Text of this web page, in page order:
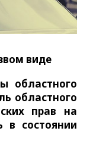
виде
областного
областного
прав на
в состоянии